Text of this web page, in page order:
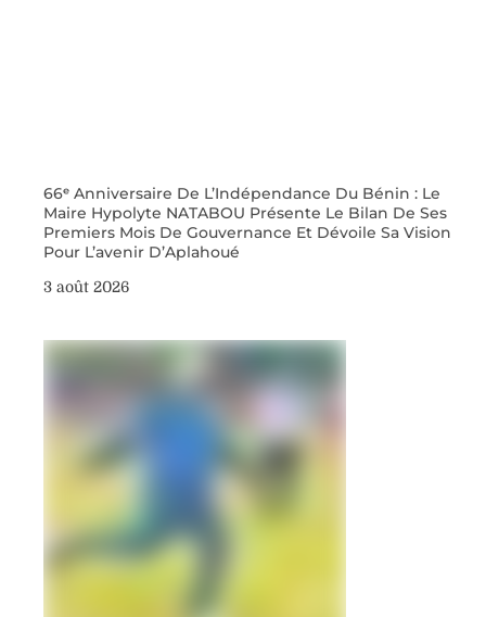
66ᵉ Anniversaire De L’Indépendance Du Bénin : Le
Maire Hypolyte NATABOU Présente Le Bilan De Ses
Premiers Mois De Gouvernance Et Dévoile Sa Vision
Pour L’avenir D’Aplahoué
3 août 2026